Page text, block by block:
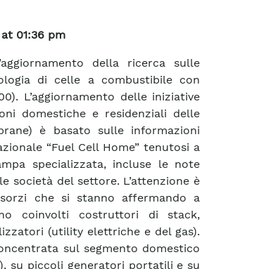
01:36 pm
della ricerca sulle
di celle a combustibile con
L’aggiornamento delle iniziative
domestiche e residenziali delle
è basato sulle informazioni
“Fuel Cell Home” tenutosi a
specializzata, incluse le note
società del settore. L’attenzione è
che si stanno affermando a
coinvolti costruttori di stack,
(utility elettriche e del gas).
sul segmento domestico
su piccoli generatori portatili e su